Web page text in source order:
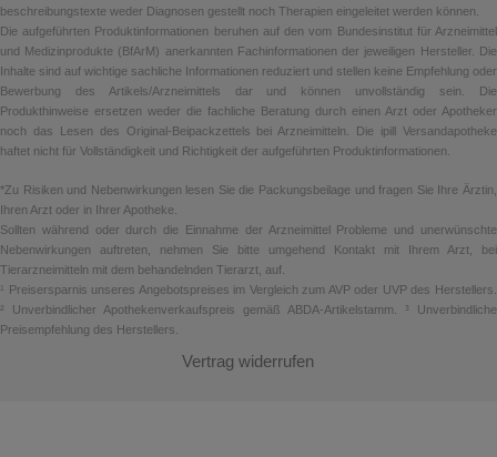
beschreibungstexte weder Diagnosen gestellt noch Therapien eingeleitet werden können.
Die aufgeführten Produktinformationen beruhen auf den vom Bundesinstitut für Arzneimittel
und Medizinprodukte (BfArM) anerkannten Fachinformationen der jeweiligen Hersteller. Die
Inhalte sind auf wichtige sachliche Informationen reduziert und stellen keine Empfehlung oder
Bewerbung des Artikels/Arzneimittels dar und können unvollständig sein. Die
Produkthinweise ersetzen weder die fachliche Beratung durch einen Arzt oder Apotheker
noch das Lesen des Original-Beipackzettels bei Arzneimitteln. Die ipill Versandapotheke
haftet nicht für Vollständigkeit und Richtigkeit der aufgeführten Produktinformationen.
*Zu Risiken und Nebenwirkungen lesen Sie die Packungsbeilage und fragen Sie Ihre Ärztin,
Ihren Arzt oder in Ihrer Apotheke.
Sollten während oder durch die Einnahme der Arzneimittel Probleme und unerwünschte
Nebenwirkungen auftreten, nehmen Sie bitte umgehend Kontakt mit Ihrem Arzt, bei
Tierarzneimitteln mit dem behandelnden Tierarzt, auf.
¹ Preisersparnis unseres Angebotspreises im Vergleich zum AVP oder UVP des Herstellers.
² Unverbindlicher Apothekenverkaufspreis gemäß ABDA-Artikelstamm. ³ Unverbindliche
Preisempfehlung des Herstellers.
Vertrag widerrufen